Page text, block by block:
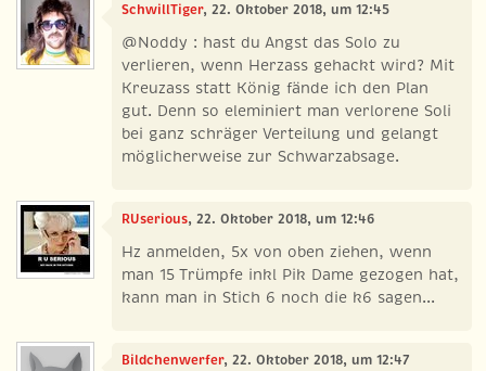
SchwillTiger, 22. Oktober 2018, um 12:45
@Noddy : hast du Angst das Solo zu
verlieren, wenn Herzass gehackt wird? Mit
Kreuzass statt König fände ich den Plan
gut. Denn so eleminiert man verlorene Soli
bei ganz schräger Verteilung und gelangt
möglicherweise zur Schwarzabsage.
RUserious, 22. Oktober 2018, um 12:46
Hz anmelden, 5x von oben ziehen, wenn
man 15 Trümpfe inkl Pik Dame gezogen hat,
kann man in Stich 6 noch die k6 sagen...
Bildchenwerfer, 22. Oktober 2018, um 12:47